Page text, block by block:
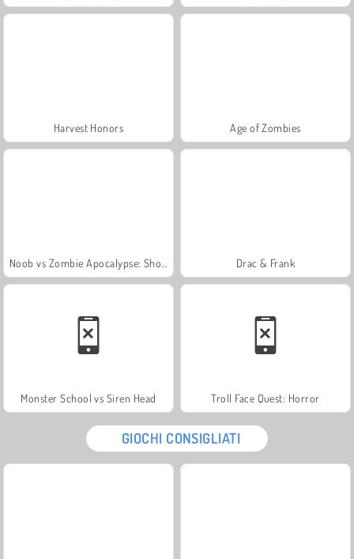
Harvest Honors Age of Zombies
Drac & Frank
Monster School vs Siren Head Troll Face Quest: Horror
GIOCHI CONSIGLIATI